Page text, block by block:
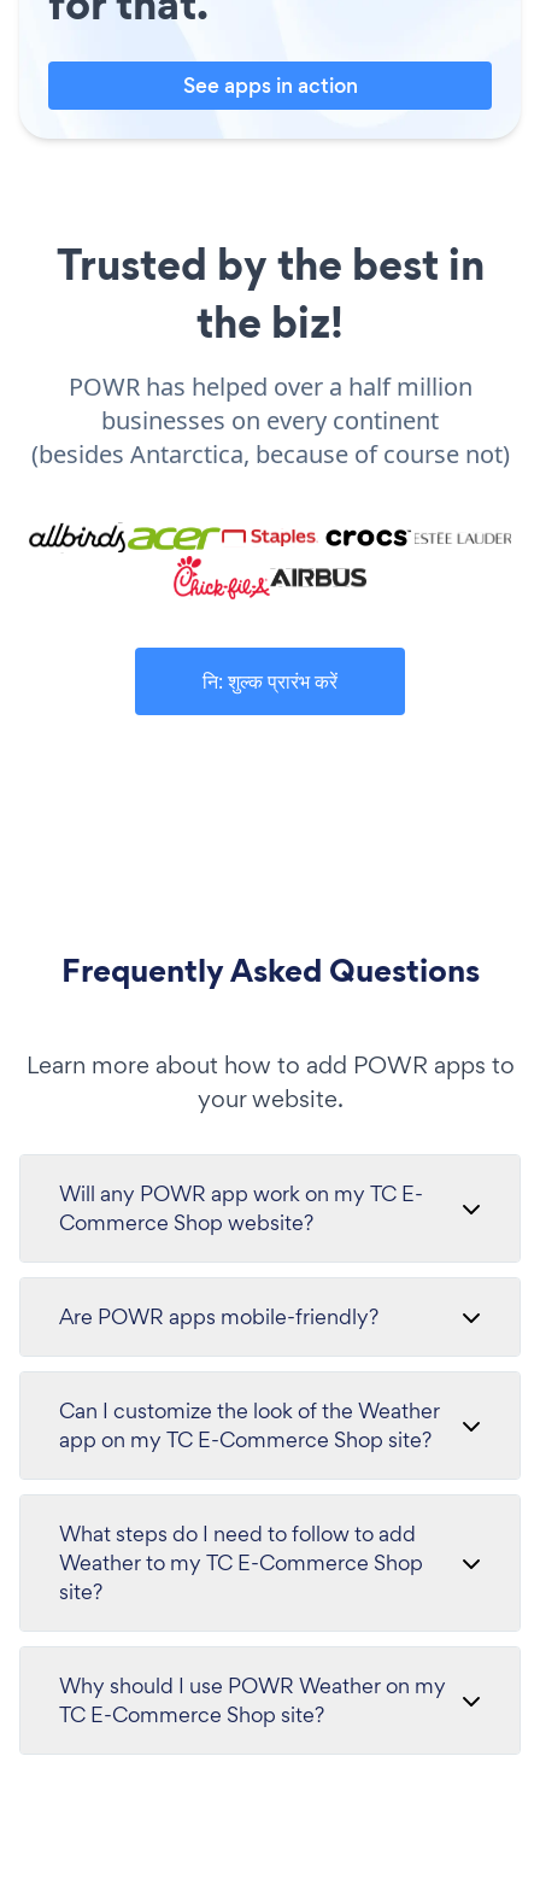
See apps in action
Trusted by the best in
the biz!
POWR has helped over a half million
businesses on every continent
(besides Antarctica, because of course not)
नि: शुल्क प्रारंभ करें
Frequently Asked Questions
Learn more about how to add POWR apps to
your website.
Will any POWR app work on my TC E-
Commerce Shop website?
Are POWR apps mobile-friendly?
Can I customize the look of the Weather
app on my TC E-Commerce Shop site?
What steps do I need to follow to add
Weather to my TC E-Commerce Shop
site?
Why should I use POWR Weather on my
TC E-Commerce Shop site?